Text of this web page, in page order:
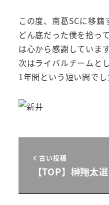
この度、南葛SCに移籍
どん底だった僕を拾っ
は心から感謝していま
次はライバルチームと
1年間という短い間で
古い投稿
【TOP】榊翔太